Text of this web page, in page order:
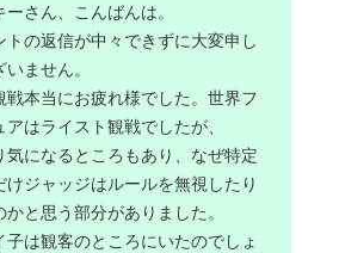
ーさん、こんばんは。
トの返信が中々できずに大変申し
いません。
戦本当にお疲れ様でした。世界フ
アはライスト観戦でしたが、
気になるところもあり、なぜ特定
けジャッジはルールを無視したり
かと思う部分がありました。
子は観客のところにいたのでしょ